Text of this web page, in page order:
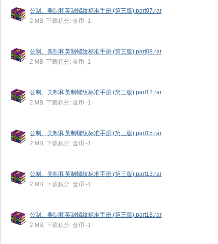
公制、美制和英制螺纹标准手册 (第三版).part07.rar
2 MB, 下载积分: 金币 -1
公制、美制和英制螺纹标准手册 (第三版).part08.rar
2 MB, 下载积分: 金币 -1
公制、美制和英制螺纹标准手册 (第三版).part12.rar
2 MB, 下载积分: 金币 -1
公制、美制和英制螺纹标准手册 (第三版).part15.rar
2 MB, 下载积分: 金币 -1
公制、美制和英制螺纹标准手册 (第三版).part13.rar
2 MB, 下载积分: 金币 -1
公制、美制和英制螺纹标准手册 (第三版).part18.rar
2 MB, 下载积分: 金币 -1